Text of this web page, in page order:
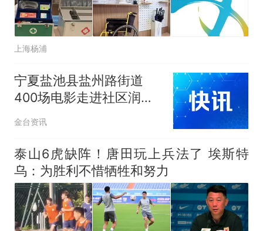
上海杨浦
宁夏盐池县盐州路街道
400场电影走进社区润民
心
金台资讯
泰山6虎缺阵！唐田玩上兵法了 埃斯特
乌：为胜利不惜牺牲和努力